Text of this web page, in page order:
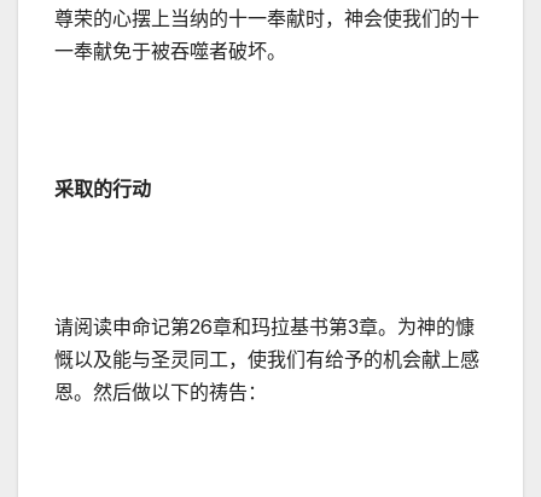
尊荣的心摆上当纳的十一奉献时，神会使我们的十
一奉献免于被吞噬者破坏。
采取的行动
请阅读申命记第26章和玛拉基书第3章。为神的慷
慨以及能与圣灵同工，使我们有给予的机会献上感
恩。然后做以下的祷告：